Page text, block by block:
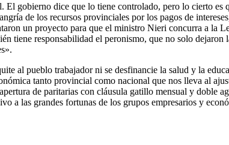
gobierno dice que lo tiene controlado, pero lo cierto
de los recursos provinciales por los pagos de
un proyecto para que el ministro Nieri concurra a la
tiene responsabilidad el peronismo, que no solo
al pueblo trabajador ni se desfinancie la salud y la
tanto provincial como nacional que nos lleva al
de paritarias con cláusula gatillo mensual y doble
a las grandes fortunas de los grupos empresarios y